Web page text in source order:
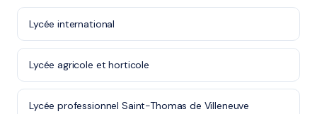
Lycée international
Lycée agricole et horticole
Lycée professionnel Saint-Thomas de Villeneuve